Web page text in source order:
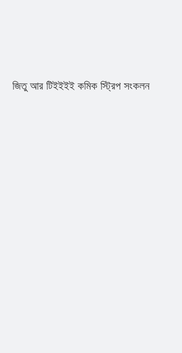
জিতু আর টিইইইই কমিক স্ট্রিপ সংকলন